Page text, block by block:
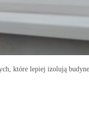
które lepiej izolują